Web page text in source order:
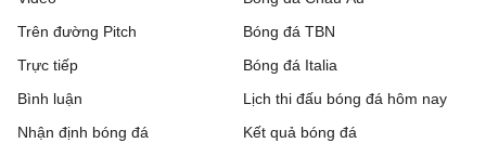
Trên đường Pitch
Trực tiếp
Bóng đá TBN
Bóng đá Italia
Bình luận
Nhận định bóng đá
Lịch thi đấu bóng đá hôm nay
Kết quả bóng đá